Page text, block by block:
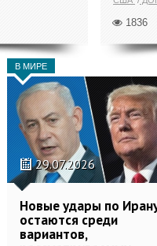
1836
В МИРЕ
29.07.2026
Новые удары по
остаются среди
вариантов,